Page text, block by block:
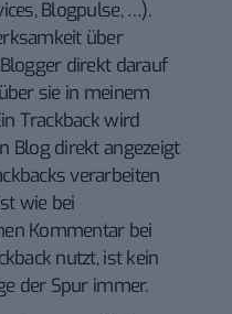
Blogpulse, …).
über
direkt darauf
sie in meinem
Trackback wird
Blog direkt angezeigt
verarbeiten
wie bei
Kommentar bei
nutzt, ist kein
der Spur immer.